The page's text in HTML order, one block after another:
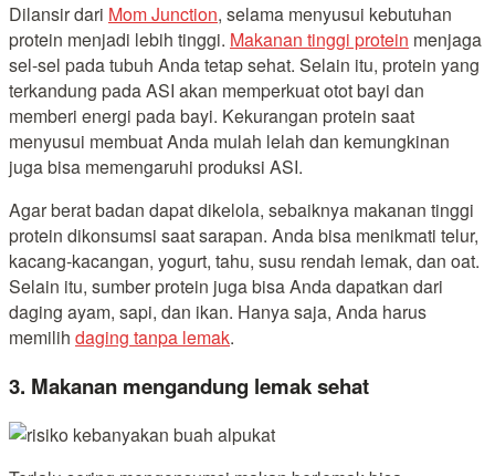
Dilansir dari Mom Junction, selama menyusui kebutuhan
protein menjadi lebih tinggi. Makanan tinggi protein menjaga
sel-sel pada tubuh Anda tetap sehat. Selain itu, protein yang
terkandung pada ASI akan memperkuat otot bayi dan
memberi energi pada bayi. Kekurangan protein saat
menyusui membuat Anda mulah lelah dan kemungkinan
juga bisa memengaruhi produksi ASI.
Agar berat badan dapat dikelola, sebaiknya makanan tinggi
protein dikonsumsi saat sarapan. Anda bisa menikmati telur,
kacang-kacangan, yogurt, tahu, susu rendah lemak, dan oat.
Selain itu, sumber protein juga bisa Anda dapatkan dari
daging ayam, sapi, dan ikan. Hanya saja, Anda harus
memilih daging tanpa lemak.
3. Makanan mengandung lemak sehat